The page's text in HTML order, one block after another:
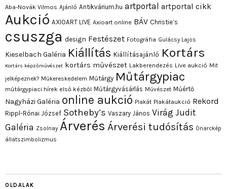
Aba-Novák Vilmos Ajánló Antikvárium.hu artportal artportal cikk
Aukció AXIOART LIVE Axioart online BÁV Christie’s
csuszga design Festészet Fotográfia Gulácsy Lajos
Kieselbach Galéria Kiállítás Kiállításajánló Kortárs
Kortárs képzőművészet kortárs művészet Lakberendezés Live aukció Mit
jelképeznek? Műkereskedelem Műtárgy Műtárgypiac
műtárgypiaci hírek első kézből Műtárgyvásárlás Művészet Műértő
Nagyházi Galéria online aukció Plakát Plakátaukció Rekord
Rippl-Rónai József Sotheby’s Vaszary János Virág Judit
Galéria Zsolnay Árverés Árverési tudósítás Önarckép
állatszimbolizmus
OLDALAK